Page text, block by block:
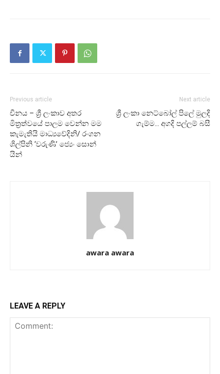
Previous article
චීනය – ශ්‍රී ලංකාව අතර
මිත්‍රත්වයේ පාලම වෙන්න මම
කැමැතියි මාධ්‍යවේදිනි/ රංගන
ශිල්පිනි ‘වරුණි’ ජ්‍යෙං සොන්
යින්
Next article
ශ්‍රී ලංකා නෙට්බෝල් පි‍ලේ මුලදි
ගැම්ම… අගදි පල්ලම් බසී
awara awara
LEAVE A REPLY